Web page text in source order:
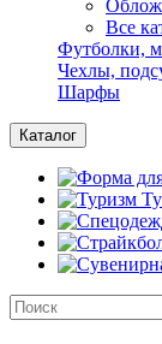
Все
Футболки,
Чехлы,
Шарфы
Каталог